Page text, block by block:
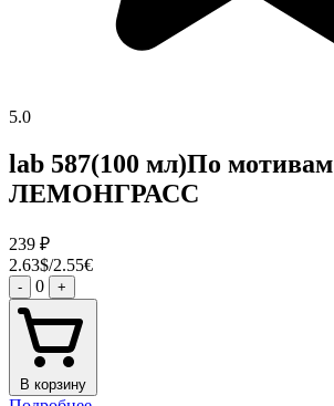
5.0
lab 587(100 мл)По мотивам
ЛЕМОНГРАСС
239 ₽
2.63$/2.55€
- 0 +
В корзину